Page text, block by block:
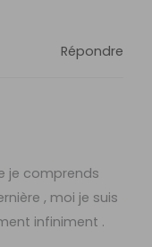
Répondre
je comprends
, moi je suis
infiniment .